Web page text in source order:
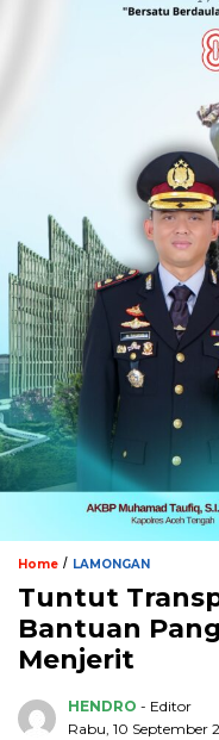
Home / LAMONGAN
Tuntut
Bantuan
Menjerit
HENDRO - Editor
Rabu, 10 September